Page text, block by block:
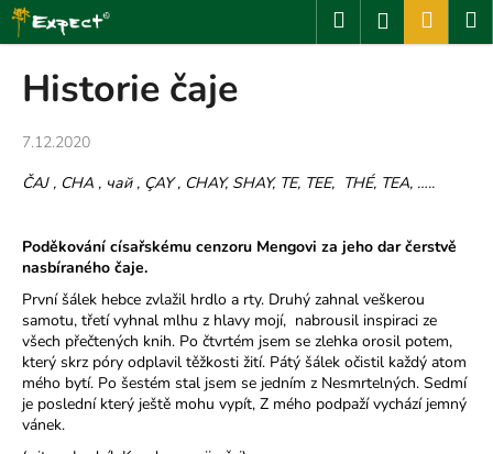
Přejít
obsah
HledatPřihlášení
Historie čaje
7.12.2020
ČAJ , CHA , чай , ÇAY , CHAY, SHAY, TE, TEE, THÉ, TEA, …..
Poděkování císařskému cenzoru Mengovi za jeho darčerstvě
nasbíraného čaje.
První šálek hebce zvlažil hrdlo a rty. Druhý zahnal veškerou
samotu, třetí vyhnal mlhu z hlavy mojí, nabrousil inspiraci ze
všech přečtených knih. Po čtvrtém jsem se zlehka orosil potem,
který skrz póry odplavil těžkosti žití. Pátý šálek očistil každý atom
mého bytí. Po šestém stal jsem se jedním z Nesmrtelných. Sedmí
je poslední který ještě mohu vypít, Z mého podpaží vychází jemný
vánek.
K
o
o
p
t
ř
e
b
u
j
e
t